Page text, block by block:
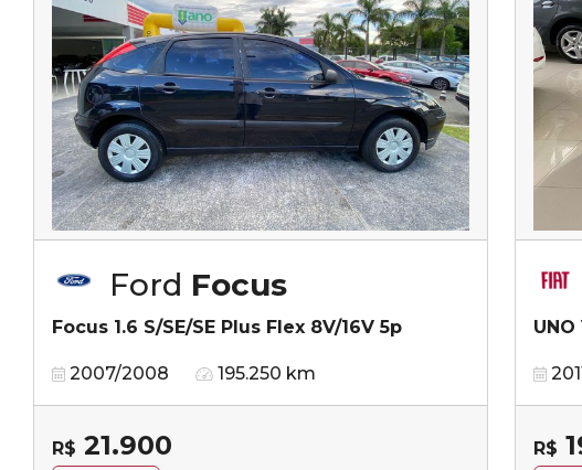
Ford Focus
Focus 1.6 S/SE/SE Plus Flex 8V/16V 5p
2007/2008 195.250 km
R$ 21.900
UNO
R$